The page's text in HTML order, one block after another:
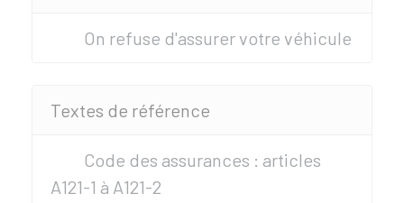
On refuse d'assurer votre véhicule
Textes de référence
Code des assurances : articles
A121-1 à A121-2